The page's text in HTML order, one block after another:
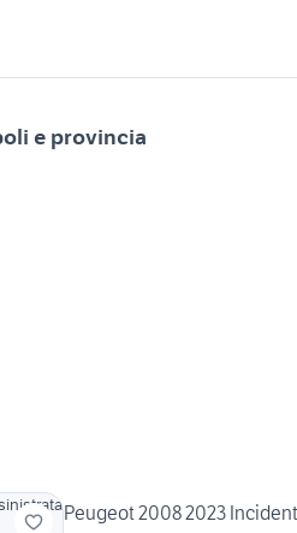
e provincia
Peugeot 2008 2023